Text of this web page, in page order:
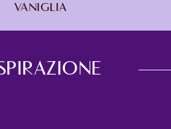
VANIGLIA